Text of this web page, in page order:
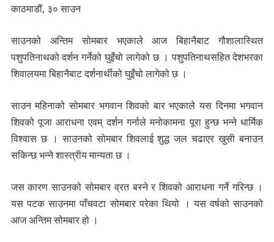
काठमाडौं, ३० साउन
साउनको अन्तिम सोमबार भएकाले आज बिहानैबाट गौशालास्थित
पशुपतिनाथको दर्शन गर्नेको घुइँचो लागेको छ । पशुपतिनाथसहित देशभरका
शिवालयमा बिहानैबाट दर्शनार्थीको घुइँचो लागेको छ ।
साउन महिनाको सोमबार भगवान शिवको बार भएकाले यस दिनमा भगवान
शिवको पूजा आराधना एवम् दर्शन गर्नाले मनोकामना पूरा हुन्छ भन्ने धार्मिक
विश्वास छ । साउनको सोमबार शिवलाई शुद्ध जल चढाएर खुसी बनाउन
सकिन्छ भन्ने शास्त्रीय मान्यता छ ।
जस कारण साउनको सोमबार व्रत बस्ने र शिवको आराधना गर्ने गरिन्छ ।
यस पटक साउनमा पाँचवटा सोमबार परेका थियो । यस वर्षको साउनको
आज अन्तिम सोमबार हो ।